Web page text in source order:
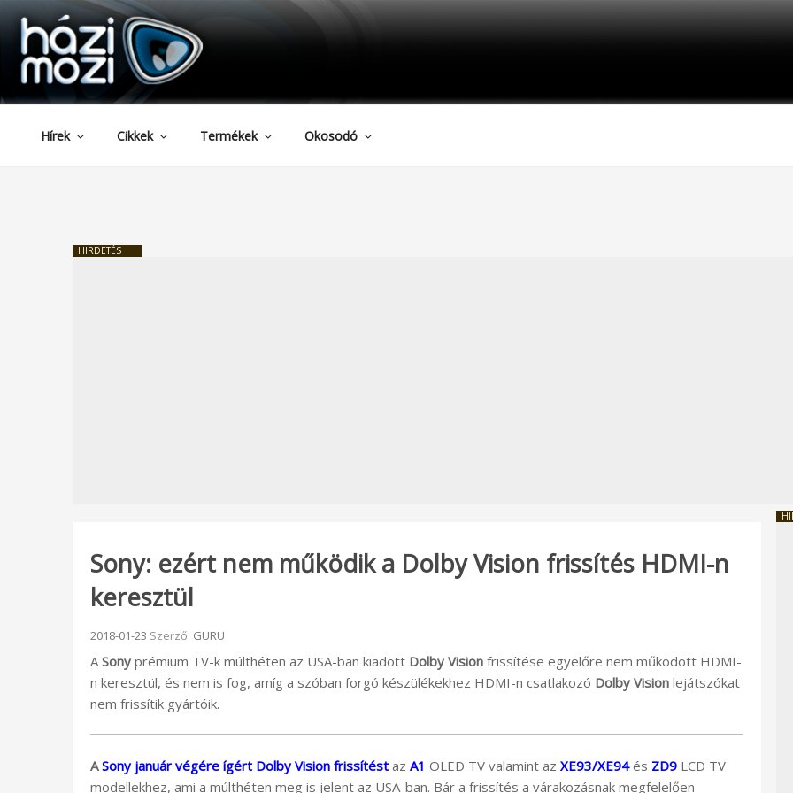
Tartalomhoz
HAZIMOZI
Hírek Cikkek Termékek Okosodó
HIRDETÉS
Sony: ezért nem működik a Dolby Vision frissítés HDMI-n
keresztül
Beküldve:
2018-01-23 Szerző: GURU
A Sony prémium TV-k múlthéten az USA-ban kiadott Dolby Vision frissítése egyelőre nem működött HDMI-
n keresztül, és nem is fog, amíg a szóban forgó készülékekhez HDMI-n csatlakozó Dolby Vision lejátszókat
nem frissítik gyártóik.
ASony január végére ígért Dolby Vision frissítést az A1 OLED TV valamint az XE93/XE94és ZD9 LCD TV
modellekhez, ami a múlthéten meg is jelent az USA-ban. Bár a frissítés a várakozásnak megfelelően